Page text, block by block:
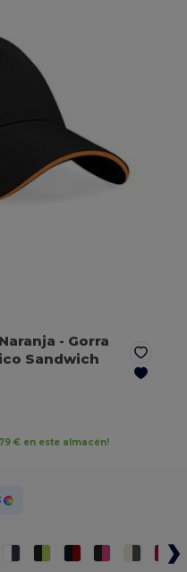
- Gorra
Sandwich
€ en este almacén!